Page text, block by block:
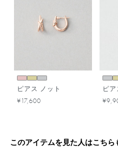
ピアス ノット
¥17,600
ピア
このアイテムを見た人はこち